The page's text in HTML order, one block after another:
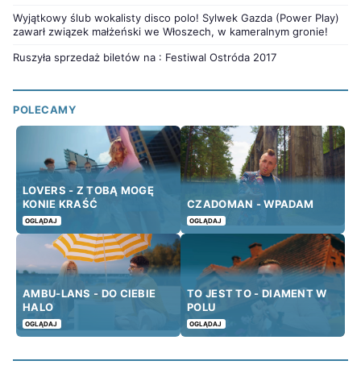
Wyjątkowy ślub wokalisty disco polo! Sylwek Gazda (Power Play)
zawarł związek małżeński we Włoszech, w kameralnym gronie!
Ruszyła sprzedaż biletów na : Festiwal Ostróda 2017
POLECAMY
LOVERS - Z TOBĄ MOGĘ
KONIE KRAŚĆ
OGLĄDAJ
CZADOMAN - WPADAM
OGLĄDAJ
AMBU-LANS - DO CIEBIE
HALO
OGLĄDAJ
TO JEST TO - DIAMENT W
POLU
OGLĄDAJ